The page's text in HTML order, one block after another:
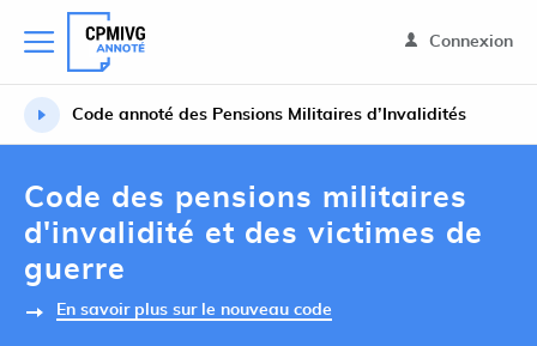
Connexion
Code annoté des Pensions Militaires d’Invalidités
Code des pensions militaires
d'invalidité et des victimes de
guerre
En savoir plus sur le nouveau code